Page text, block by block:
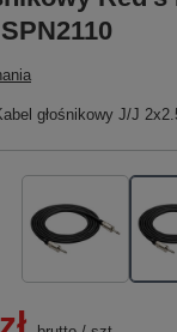
głośnikowy J/J